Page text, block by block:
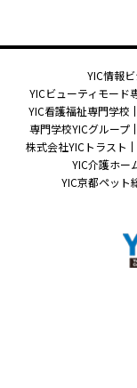
YIC情報
YICビューティモード
YIC看護福祉専門学校
専門学校YICグループ
株式会社YICトラスト
YIC介護ホー
YIC京都ペット